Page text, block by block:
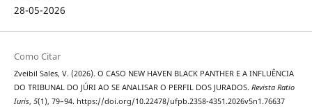
28-05-2026
Como Citar
Zveibil Sales, V. (2026). O CASO NEW HAVEN BLACK PANTHER E A INFLUÊNCIA
DO TRIBUNAL DO JÚRI AO SE ANALISAR O PERFIL DOS JURADOS. Revista Ratio
Iuris, 5(1), 79–94. https://doi.org/10.22478/ufpb.2358-4351.2026v5n1.76637